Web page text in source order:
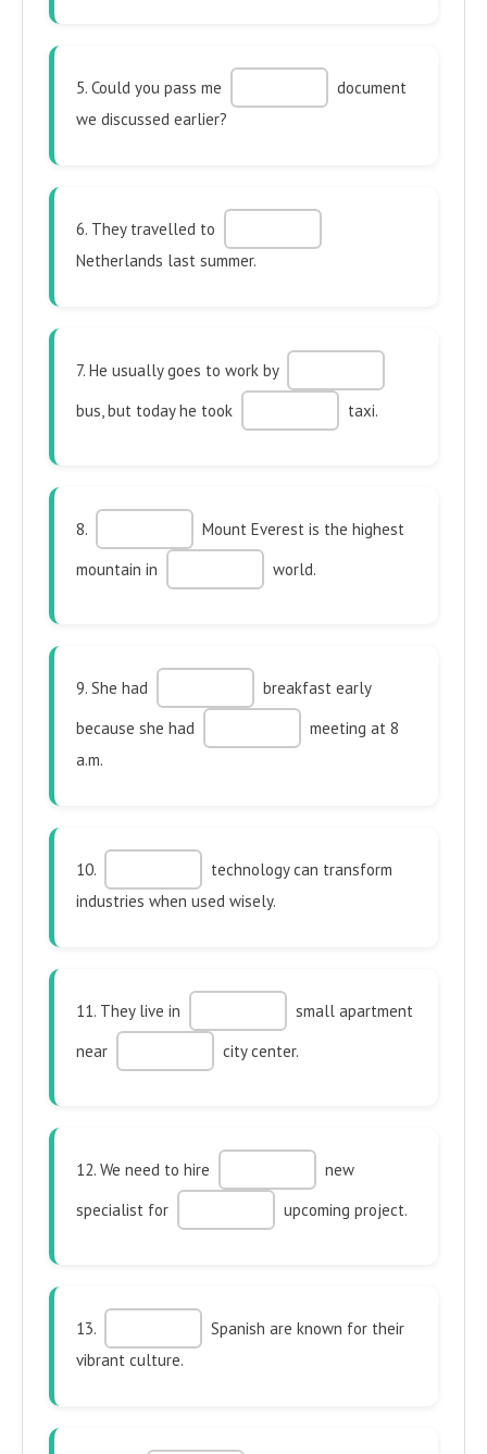
5. Could you pass me
document
we discussed earlier?
6. They travelled to
Netherlands last summer.
7. He usually goes to work by
bus, but today he took
taxi.
8.
Mount Everest is the highest
mountain in
world.
9. She had
breakfast early
because she had
meeting at 8
a.m.
10.
technology can transform
industries when used wisely.
11. They live in
small apartment
near
city center.
12. We need to hire
new
specialist for
upcoming project.
13.
Spanish are known for their
vibrant culture.